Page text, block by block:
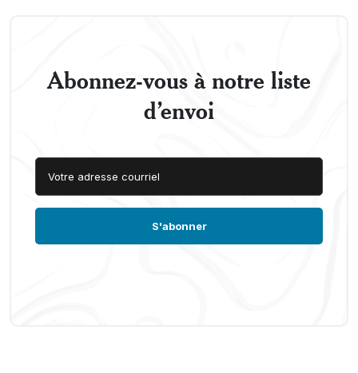
Abonnez-vous à notre liste
d’envoi